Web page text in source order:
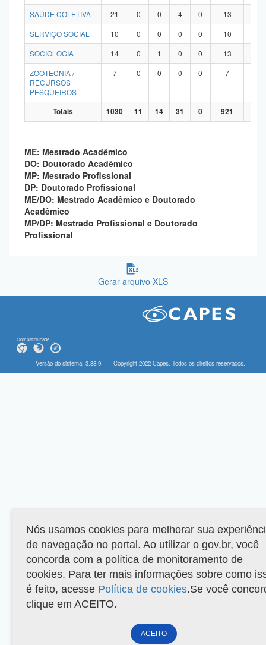
SAÚDE COLETIVA
21 0 0 4 0 13
SERVIÇO SOCIAL
10 0 0 0 0 10
SOCIOLOGIA
14 0 1 0 0 13
ZOOTECNIA /
RECURSOS
PESQUEIROS
7 0 0 0 0 7
Totais 1030 11 14 31 0 921
ME: Mestrado Acadêmico
DO: Doutorado Acadêmico
MP: Mestrado Profissional
DP: Doutorado Profissional
ME/DO: Mestrado Acadêmico e Doutorado
Acadêmico
MP/DP: Mestrado Profissional e Doutorado
Profissional
Gerar arquivo XLS
Compatibilidade
Versão do sistema: 3.88.9 Copyright 2022 Capes. Todos os direitos reservados.
Nós usamos cookies para melhorar sua
de navegação no portal. Ao utilizar o gov.br, você
concorda com a política de monitoramento de
cookies. Para ter mais informações sobre como
é feito, acesse Política de cookies.Se você
clique em ACEITO.
ACEITO